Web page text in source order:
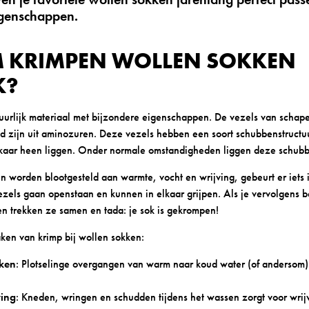
WOLLEN SOKKEN
materiaal met bijzondere eigenschappen. De vezels van
zijn uit aminozuren. Deze vezels hebben een soort
heen liggen. Onder normale omstandigheden liggen deze
worden blootgesteld aan warmte, vocht en wrijving, gebeurt er iets
gaan openstaan en kunnen in elkaar grijpen. Als je vervolgens
trekken ze samen en tada: je sok is gekrompen!
van krimp bij wollen sokken:
: Plotselinge overgangen van warm naar koud water (of
: Kneden, wringen en schudden tijdens het wassen zorgt voor